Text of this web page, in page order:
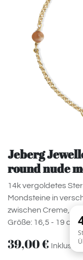
Jeberg
round nude
14k vergoldetes
Mondsteine in
zwischen Creme,
Größe: 16,5 - 19 cm
39,00€